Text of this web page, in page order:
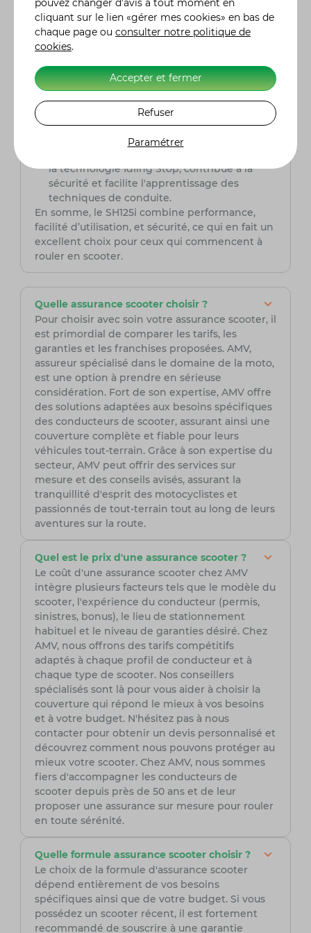
adapté aux débutants pour plusieurs raisons :
Maniabilité : grâce à sa taille compacte et à
son faible poids, il est facile à manœuvrer,
même pour les conducteurs novices.
Confort de conduite : son siège bien
rembourré et sa suspension confortable
réduire la fatigue et à améliorer la confiance
des débutants.
Technologies de sécurité : l'équipement de
la technologie Idling Stop, contribue à la
sécurité et facilite l'apprentissage des
techniques de conduite.
En somme, le SH125i combine performance,
facilité d’utilisation, et sécurité, ce qui en fait un
excellent choix pour ceux qui commencent à
rouler en scooter.
Quelle assurance scooter choisir ?
Pour choisir avec soin votre assurance scooter, il
est primordial de comparer les tarifs, les
garanties et les franchises proposées. AMV,
assureur spécialisé dans le domaine de la moto,
est une option à prendre en sérieuse
considération. Fort de son expertise, AMV offre
des solutions adaptées aux besoins spécifiques
des conducteurs de scooter, assurant ainsi une
couverture complète et fiable pour leurs
véhicules tout-terrain. Grâce à son expertise du
secteur, AMV peut offrir des services sur
mesure et des conseils avisés, assurant la
tranquillité d'esprit des motocyclistes et
passionnés de tout-terrain tout au long de leurs
aventures sur la route.
Quel est le prix d'une assurance scooter ?
Le coût d'une assurance scooter chez AMV
intègre plusieurs facteurs tels que le modèle du
scooter, l'expérience du conducteur (permis,
sinistres, bonus), le lieu de stationnement
habituel et le niveau de garanties désiré. Chez
AMV, nous offrons des tarifs compétitifs
adaptés à chaque profil de conducteur et à
chaque type de scooter. Nos conseillers
spécialisés sont là pour vous aider à choisir la
couverture qui répond le mieux à vos besoins
et à votre budget. N'hésitez pas à nous
contacter pour obtenir un devis personnalisé et
découvrez comment nous pouvons protéger au
mieux votre scooter. Chez AMV, nous sommes
fiers d'accompagner les conducteurs de
scooter depuis près de 50 ans et de leur
proposer une assurance sur mesure pour rouler
en toute sérénité.
Quelle formule assurance scooter choisir ?
Le choix de la formule d'assurance scooter
dépend entièrement de vos besoins
spécifiques ainsi que de votre budget. Si vous
possédez un scooter récent, il est fortement
recommandé de souscrire à une garantie
cliquant sur le lien «gérer mes cookies» en bas de
chaque page ou consulter notre politique de
cookies.
Accepter et fermer
Refuser
Paramétrer